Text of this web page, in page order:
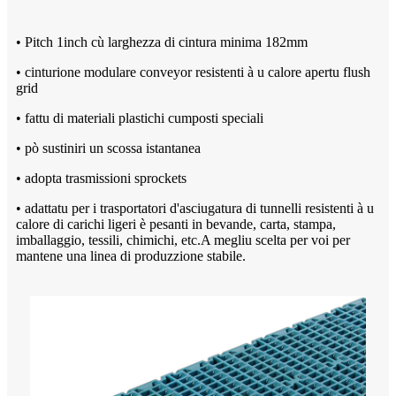
• Pitch 1inch cù larghezza di cintura minima 182mm
• cinturione modulare conveyor resistenti à u calore apertu flush
grid
• fattu di materiali plastichi cumposti speciali
• pò sustiniri un scossa istantanea
• adopta trasmissioni sprockets
• adattatu per i trasportatori d'asciugatura di tunnelli resistenti à u
calore di carichi ligeri è pesanti in bevande, carta, stampa,
imballaggio, tessili, chimichi, etc.A megliu scelta per voi per
mantene una linea di produzzione stabile.